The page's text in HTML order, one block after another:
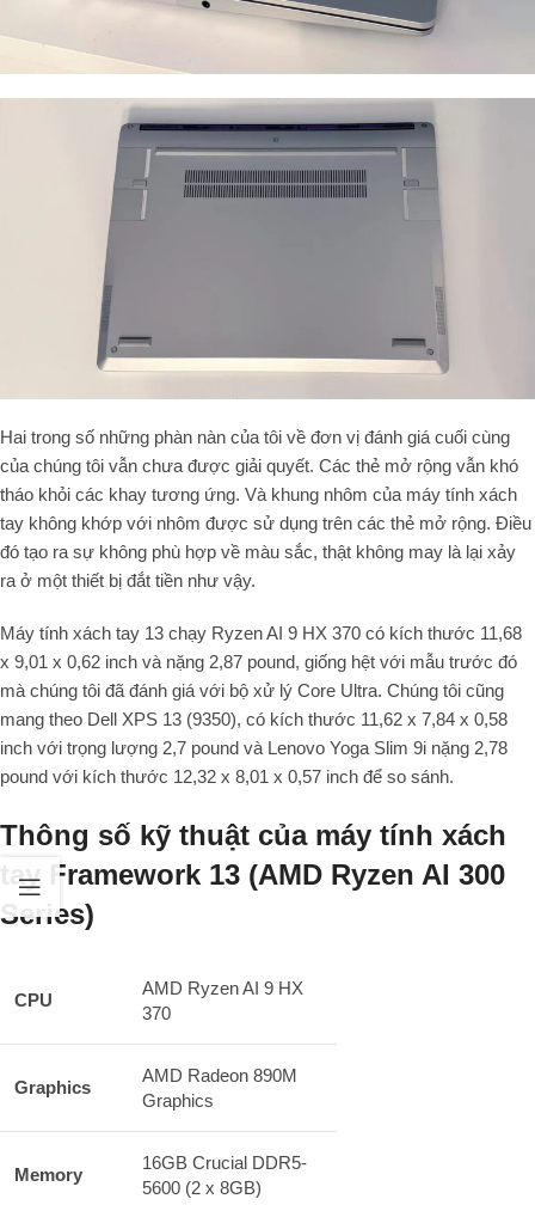
Hai trong số những phàn nàn của tôi về đơn vị đánh giá cuối cùng
của chúng tôi vẫn chưa được giải quyết. Các thẻ mở rộng vẫn khó
tháo khỏi các khay tương ứng. Và khung nhôm của máy tính xách
tay không khớp với nhôm được sử dụng trên các thẻ mở rộng. Điều
đó tạo ra sự không phù hợp về màu sắc, thật không may là lại xảy
ra ở một thiết bị đắt tiền như vậy.
Máy tính xách tay 13 chạy Ryzen AI 9 HX 370 có kích thước 11,68
x 9,01 x 0,62 inch và nặng 2,87 pound, giống hệt với mẫu trước đó
mà chúng tôi đã đánh giá với bộ xử lý Core Ultra. Chúng tôi cũng
mang theo Dell XPS 13 (9350), có kích thước 11,62 x 7,84 x 0,58
inch với trọng lượng 2,7 pound và Lenovo Yoga Slim 9i nặng 2,78
pound với kích thước 12,32 x 8,01 x 0,57 inch để so sánh.
Thông số kỹ thuật của máy tính xách
tay Framework 13 (AMD Ryzen AI 300
Series)
CPU
AMD Ryzen AI 9 HX
370
Graphics
AMD Radeon 890M
Graphics
Memory
16GB Crucial DDR5-
5600 (2 x 8GB)